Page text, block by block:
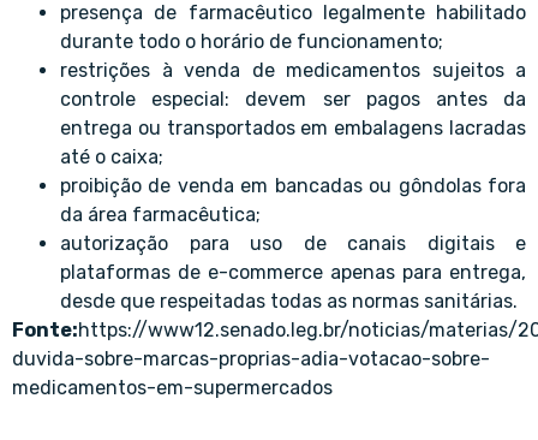
presença de farmacêutico legalmente habilitado
durante todo o horário de funcionamento;
restrições à venda de medicamentos sujeitos a
controle especial: devem ser pagos antes da
entrega ou transportados em embalagens lacradas
até o caixa;
proibição de venda em bancadas ou gôndolas fora
da área farmacêutica;
autorização para uso de canais digitais e
plataformas de e-commerce apenas para entrega,
desde que respeitadas todas as normas sanitárias.
Fonte:https://www12.senado.leg.br/noticias/materias/
duvida-sobre-marcas-proprias-adia-votacao-sobre-
medicamentos-em-supermercados